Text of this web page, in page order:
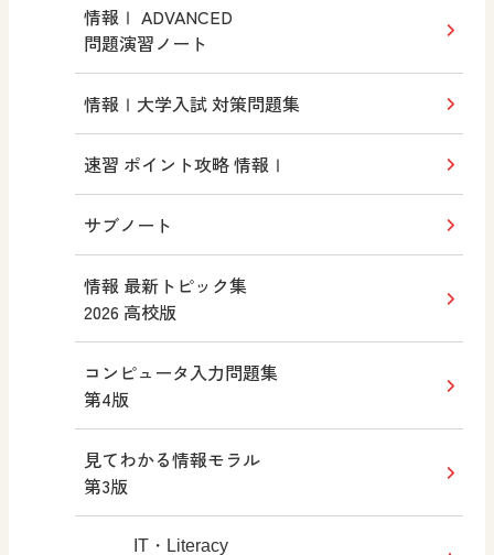
情報Ⅱ
情報Ⅰ ADVANCED
問題演習ノート
情報Ⅰ大学入試 対策問題集
速習 ポイント攻略 情報Ⅰ
サブノート
情報 最新トピック集
2026 高校版
コンピュータ入力問題集
第4版
見てわかる情報モラル
第3版
IT・Literacy